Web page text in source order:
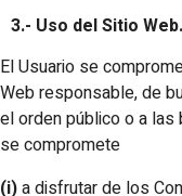
3.- Uso del Sitio Web.
El Usuario se
Web responsable, de
el orden público o a
se compromete
(i)a disfrutar de los